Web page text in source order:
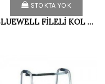
STOKTA YOK
BLUEWELL FİLELİ KOL ASKISI SİYAH (XXL)WELL100